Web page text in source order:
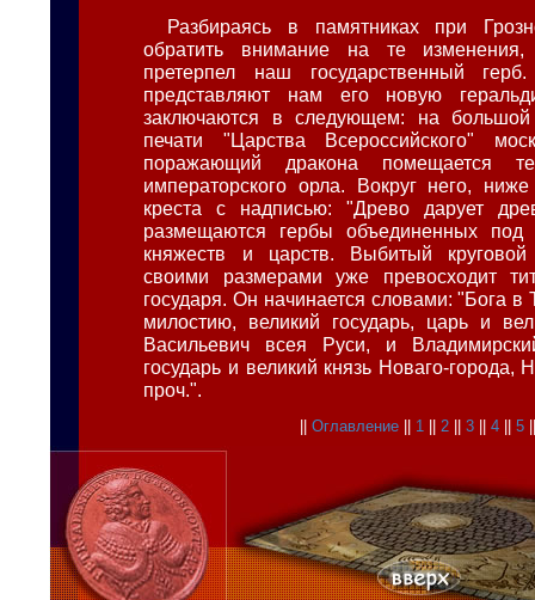
Разбираясь в памятниках при
обратить внимание на те
претерпел наш государственный
представляют нам его новую
заключаются в следующем: на большой
печати "Царства Всероссийского"
поражающий дракона помещается
императорского орла. Вокруг него, ниже
креста с надписью: "Древо дарует
размещаются гербы объединенных
княжеств и царств. Выбитый
своими размерами уже превосходит
государя. Он начинается словами: "Бога в
милостию, великий государь, царь и
Васильевич всея Руси, и
государь и великий князь Новаго-города,
проч.".
||Оглавление 1 2 ||3 ||4 ||5